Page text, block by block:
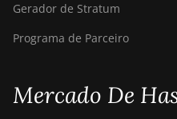
Canaan Avalon Q
Canaan AvalonMiner
Canaan Creative
Gerador de Stratum
Programa de Parceiro
Mercado De